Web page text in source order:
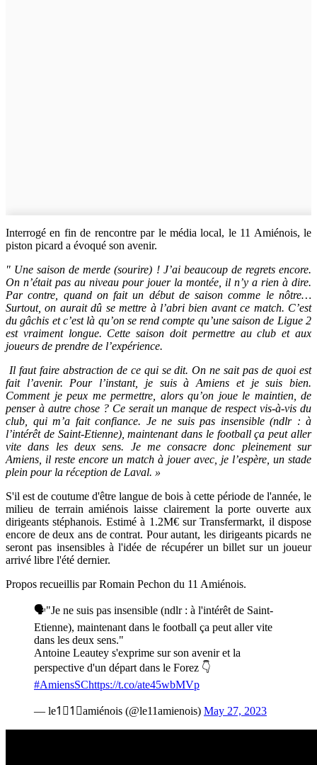
Interrogé en fin de rencontre par le média local, le 11 Amiénois, le
piston picard a évoqué son avenir.
" Une saison de merde (sourire) ! J’ai beaucoup de regrets encore.
On n’était pas au niveau pour jouer la montée, il n’y a rien à dire.
Par contre, quand on fait un début de saison comme le nôtre…
Surtout, on aurait dû se mettre à l’abri bien avant ce match. C’est
du gâchis et c’est là qu’on se rend compte qu’une saison de Ligue 2
est vraiment longue. Cette saison doit permettre au club et aux
joueurs de prendre de l’expérience.
Il faut faire abstraction de ce qui se dit. On ne sait pas de quoi est
fait l’avenir. Pour l’instant, je suis à Amiens et je suis bien.
Comment je peux me permettre, alors qu’on joue le maintien, de
penser à autre chose ? Ce serait un manque de respect vis-à-vis du
club, qui m’a fait confiance. Je ne suis pas insensible (ndlr : à
l’intérêt de Saint-Etienne), maintenant dans le football ça peut aller
vite dans les deux sens. Je me consacre donc pleinement sur
Amiens, il reste encore un match à jouer avec, je l’espère, un stade
plein pour la réception de Laval. »
S'il est de coutume d'être langue de bois à cette période de l'année, le
milieu de terrain amiénois laisse clairement la porte ouverte aux
dirigeants stéphanois. Estimé à 1.2M€ sur Transfermarkt, il dispose
encore de deux ans de contrat. Pour autant, les dirigeants picards ne
seront pas insensibles à l'idée de récupérer un billet sur un joueur
arrivé libre l'été dernier.
Propos recueillis par Romain Pechon du 11 Amiénois.
🗣️"Je ne suis pas insensible (ndlr : à l'intérêt de Saint-
Etienne), maintenant dans le football ça peut aller vite
dans les deux sens."
Antoine Leautey s'exprime sur son avenir et la
perspective d'un départ dans le Forez 👇
#AmiensSChttps://t.co/ate45wbMVp
— le1⃣1⃣amiénois (@le11amienois) May 27, 2023